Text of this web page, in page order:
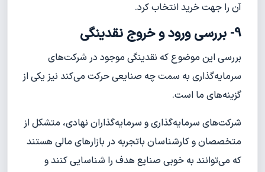
آن را جهت خرید انتخاب کرد.
9- بررسی ورود و خروج نقدینگی
بررسی این موضوع که نقدینگی موجود در شرکت‌های
سرمایه‌گذاری به سمت چه صنایعی حرکت می‌کند نیز یکی از
گزینه‌های ما است.
شرکت‌های سرمایه‌گذاری و سرمایه‌گذاران نهادی، متشکل از
متخصصان و کارشناسان باتجربه در بازارهای مالی هستند
که می‌توانند به خوبی صنایع هدف را شناسایی کنند و